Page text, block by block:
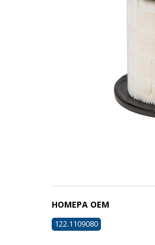
НОМЕРА ОЕМ
122.1109080